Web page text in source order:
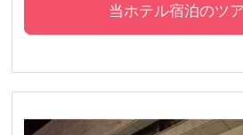
当ホテル宿泊のツ